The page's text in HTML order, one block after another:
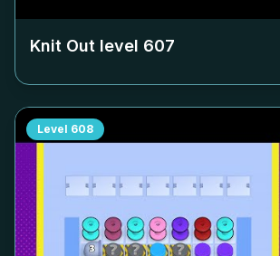
Knit Out level 607
Level 608